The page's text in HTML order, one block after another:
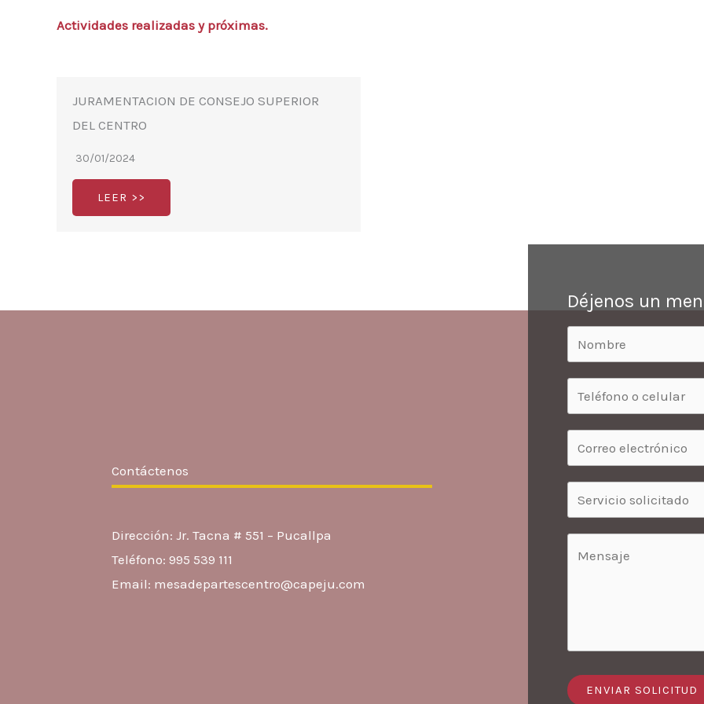
Actividades realizadas y próximas.
JURAMENTACION DE CONSEJO SUPERIOR
DEL CENTRO
30/01/2024
LEER >>
Contáctenos
Dirección: Jr. Tacna # 551 – Pucallpa
Teléfono: 995 539 111
Email: mesadepartescentro@capeju.com
Déjenos un
ENVIAR SOLICITUD